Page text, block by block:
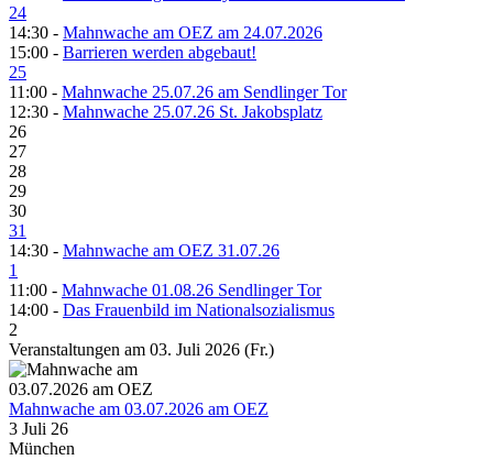
24
14:30 - Mahnwache am OEZ am 24.07.2026
15:00 - Barrieren werden abgebaut!
25
11:00 - Mahnwache 25.07.26 am Sendlinger Tor
12:30 - Mahnwache 25.07.26 St. Jakobsplatz
26
27
28
29
30
31
14:30 - Mahnwache am OEZ 31.07.26
1
11:00 - Mahnwache 01.08.26 Sendlinger Tor
14:00 - Das Frauenbild im Nationalsozialismus
2
Veranstaltungen am 03. Juli 2026 (Fr.)
Mahnwache am 03.07.2026 am OEZ
3 Juli 26
München